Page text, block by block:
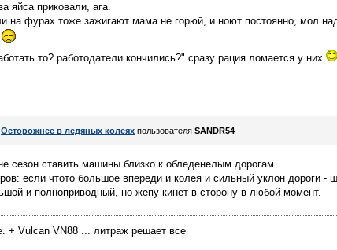
яйса приковали, ага.
на фурах тоже зажигают мама не горюй, и ноют постоянно, мол
то? работодатели кончились?" сразу рация ломается у них
Осторожнее в ледяных колеях пользователя SANDR54
сезон ставить машины близко к обледенелым дорогам.
если чтото большое впереди и колея и сильный уклон дороги -
и полноприводный, но жепу кинет в сторону в любой момент.
+ Vulcan VN88 ... литраж решает все